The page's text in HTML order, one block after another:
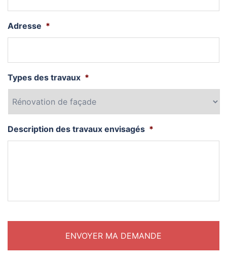
Adresse *
Types des travaux *
Description des travaux envisagés *